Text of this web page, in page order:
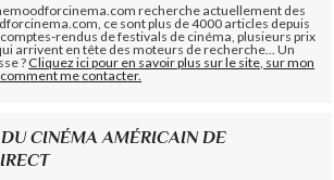
recherche actuellement des
ce sont plus de 4000 articles depuis
rendus de festivals de cinéma, plusieurs prix
arrivent en tête des moteurs de recherche... Un
?Cliquez ici pour en savoir plus sur le site, sur mon
me contacter.
CINÉMA AMÉRICAIN DE